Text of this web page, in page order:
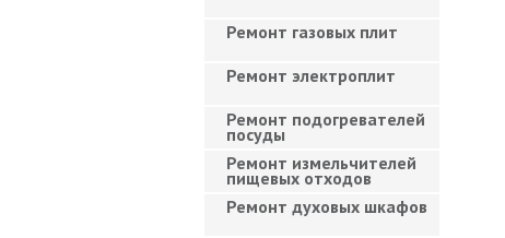
Ремонт газовых плит
Ремонт электроплит
Ремонт подогревателей
посуды
Ремонт измельчителей
пищевых отходов
Ремонт духовых шкафов